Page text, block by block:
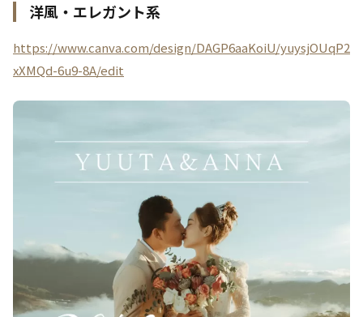
洋風・エレガント系
https://www.canva.com/design/DAGP6aaKoiU/yuysjOUqP2
xXMQd-6u9-8A/edit